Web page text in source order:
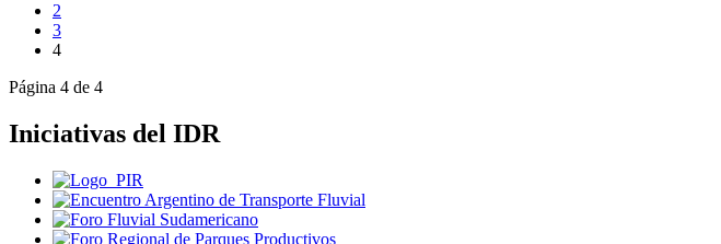
2
3
4
Página 4 de 4
Iniciativas del IDR